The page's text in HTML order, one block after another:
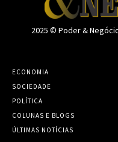
2025 © Poder &
ECONOMIA
SOCIEDADE
POLÍTICA
COLUNAS E BLOGS
ÚLTIMAS NOTÍCIAS